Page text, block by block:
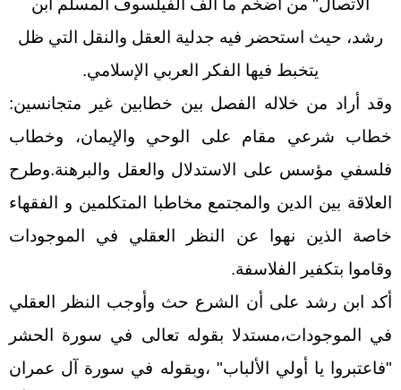
الاتصال" من أضخم ما ألف الفيلسوف المسلم ابن
رشد، حيث استحضر فيه جدلية العقل والنقل التي ظل
يتخبط فيها الفكر العربي الإسلامي.
وقد أراد من خلاله الفصل بين خطابين غير متجانسين:
خطاب شرعي مقام على الوحي والإيمان، وخطاب
فلسفي مؤسس على الاستدلال والعقل والبرهنة.وطرح
العلاقة بين الدين والمجتمع مخاطبا المتكلمين و الفقهاء
خاصة الذين نهوا عن النظر العقلي في الموجودات
وقاموا بتكفير الفلاسفة.
أكد ابن رشد على أن الشرع حث وأوجب النظر العقلي
في الموجودات،مستدلا بقوله تعالى في سورة الحشر
"فاعتبروا يا أولي الألباب" ،وبقوله في سورة آل عمران